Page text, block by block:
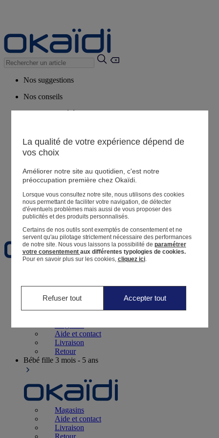
Nos suggestions
Nos conseils
Produits suggérés
Magasin
Mes informations
Suivre une commande
Panier
Favoris
Aide et contact
Livraison
Retour
Bébé fille 3 mois - 5 ans
Magasins
Aide et contact
Livraison
Retour
La qualité de votre expérience dépend de
vos choix
Améliorer notre site au quotidien, c'est notre
préoccupation première chez Okaïdi.
Lorsque vous consultez notre site, nous utilisons des cookies
nous permettant de faciliter votre navigation, de détecter
d'éventuels problèmes mais aussi de vous proposer des
publicités et des produits personnalisés.
Certains de nos outils sont exemptés de consentement et ne
servent qu'au pilotage strictement nécessaire des performances
de notre site. Nous vous laissons la possibilité de paramétrer
votre consentement aux différentes typologies de cookies.
Pour en savoir plus sur les cookies, cliquez ici.
Refuser tout Accepter tout